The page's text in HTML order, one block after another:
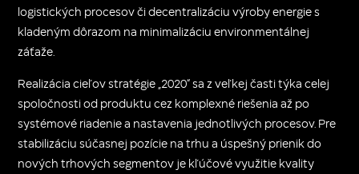
logistických procesov či decentralizáciu výroby energie s
kladeným dôrazom na minimalizáciu environmentálnej
záťaže.
Realizácia cieľov stratégie „2020“ sa z veľkej časti týka celej
spoločnosti od produktu cez komplexné riešenia až po
systémové riadenie a nastavenia jednotlivých procesov. Pre
stabilizáciu súčasnej pozície na trhu a úspešný prienik do
nových trhových segmentov je kľúčové využitie kvality